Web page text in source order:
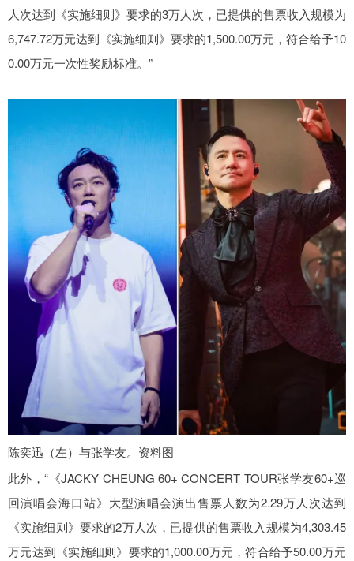
人次达到《实施细则》要求的3万人次，已提供的售票收入规模为
6,747.72万元达到《实施细则》要求的1,500.00万元，符合给予10
0.00万元一次性奖励标准。”
陈奕迅（左）与张学友。资料图
此外，“《JACKY CHEUNG 60+ CONCERT TOUR张学友60+巡
回演唱会海口站》大型演唱会演出售票人数为2.29万人次达到
《实施细则》要求的2万人次，已提供的售票收入规模为4,303.45
万元达到《实施细则》要求的1,000.00万元，符合给予50.00万元